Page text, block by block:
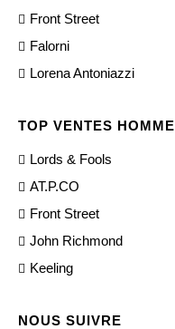
Front Street
Falorni
Lorena Antoniazzi
TOP VENTES HOMME
Lords & Fools
AT.P.CO
Front Street
John Richmond
Keeling
NOUS SUIVRE